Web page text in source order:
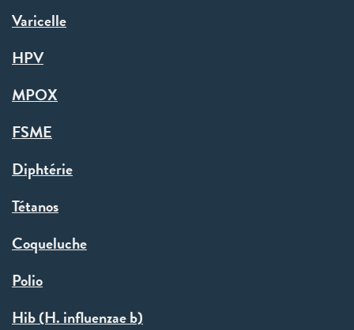
Varicelle
HPV
MPOX
FSME
Diphtérie
Tétanos
Coqueluche
Polio
Hib (H. influenzae b)